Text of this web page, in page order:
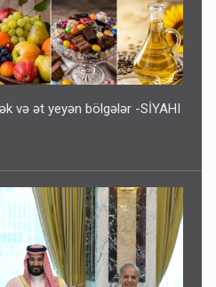
və ət yeyən bölgələr -SİYAHI